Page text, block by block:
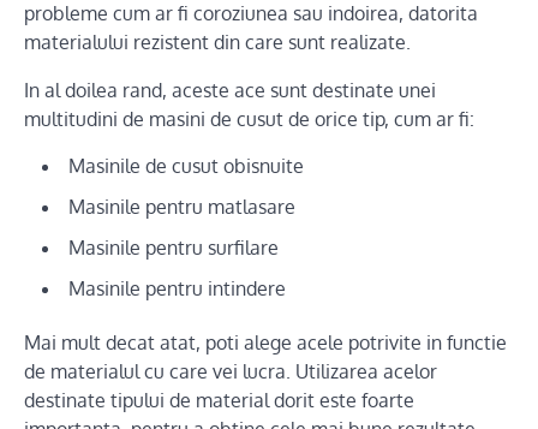
probleme cum ar fi coroziunea sau indoirea, datorita
materialului rezistent din care sunt realizate.
In al doilea rand, aceste ace sunt destinate unei
multitudini de masini de cusut de orice tip, cum ar fi:
Masinile de cusut obisnuite
Masinile pentru matlasare
Masinile pentru surfilare
Masinile pentru intindere
Mai mult decat atat, poti alege acele potrivite in functie
de materialul cu care vei lucra. Utilizarea acelor
destinate tipului de material dorit este foarte